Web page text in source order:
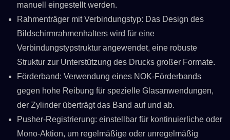
manuell eingestellt werden.
Rahmenträger mit Verbindungstyp: Das Design des
Bildschirmrahmenhalters wird für eine
Verbindungstypstruktur angewendet, eine robuste
Struktur zur Unterstützung des Drucks großer Formate.
Förderband: Verwendung eines NOK-Förderbands
gegen hohe Reibung für spezielle Glasanwendungen,
der Zylinder überträgt das Band auf und ab.
Pusher-Registrierung: einstellbar für kontinuierliche oder
Mono-Aktion, um regelmäßige oder unregelmäßig